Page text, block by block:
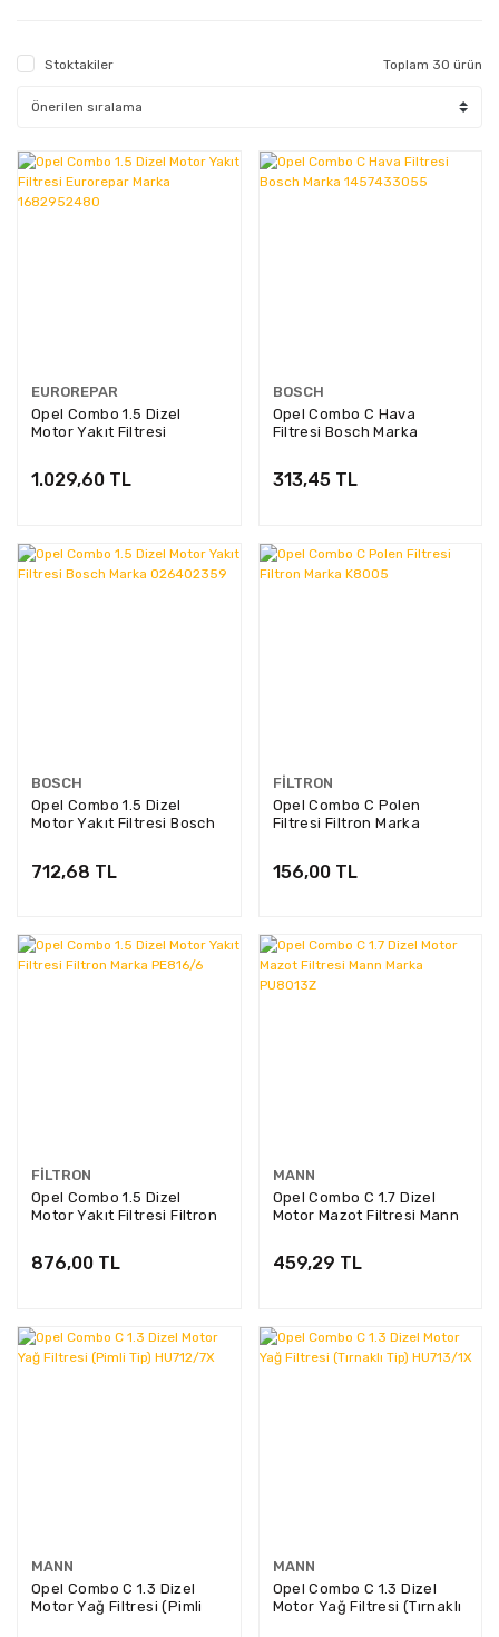
Stoktakiler Toplam 30 ürün
EUROREPAR
Opel Combo 1.5 Dizel
Motor Yakıt Filtresi
1.029,60 TL
BOSCH
Opel Combo C Hava
Filtresi Bosch Marka
313,45 TL
BOSCH
Opel Combo 1.5 Dizel
Motor Yakıt Filtresi Bosch
712,68 TL
FILTRON
Opel Combo C Polen
Filtresi Filtron Marka
156,00 TL
FILTRON
Opel Combo 1.5 Dizel
Motor Yakıt Filtresi Filtron
876,00 TL
MANN
Opel Combo C 1.7 Dizel
Motor Mazot Filtresi Mann
459,29 TL
MANN
Opel Combo C 1.3 Dizel
Motor Yağ Filtresi (Pimli
MANN
Opel Combo C 1.3 Dizel
Motor Yağ Filtresi (Tırnaklı